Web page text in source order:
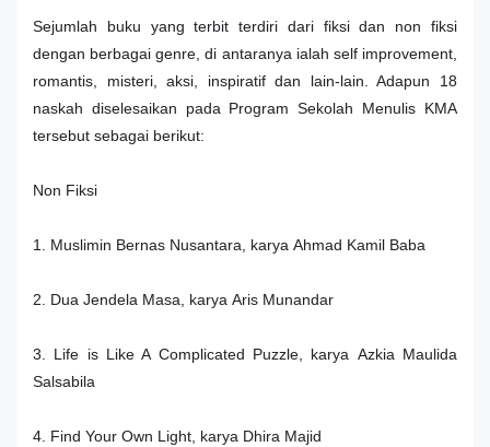
Sejumlah buku yang terbit terdiri dari fiksi dan non fiksi
dengan berbagai genre, di antaranya ialah self improvement,
romantis, misteri, aksi, inspiratif dan lain-lain. Adapun 18
naskah diselesaikan pada Program Sekolah Menulis KMA
tersebut sebagai berikut:
Non Fiksi
1. Muslimin Bernas Nusantara, karya Ahmad Kamil Baba
2. Dua Jendela Masa, karya Aris Munandar
3. Life is Like A Complicated Puzzle, karya Azkia Maulida
Salsabila
4. Find Your Own Light, karya Dhira Majid